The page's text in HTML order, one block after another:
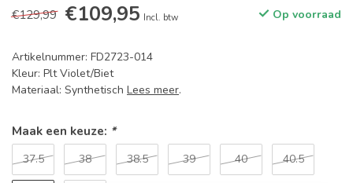
€129,99 €109,95 Incl. btw Op voorraad
Artikelnummer: FD2723-014
Kleur: Plt Violet/Biet
Materiaal: Synthetisch Lees meer.
Maak een keuze: *
37.5 38 38.5 39 40 40.5